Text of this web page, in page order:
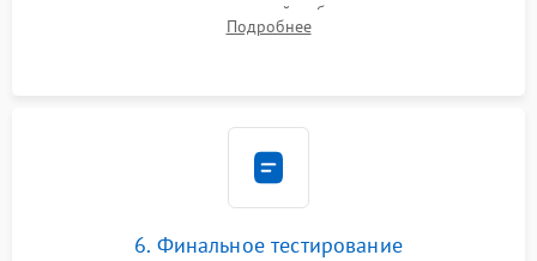
исключить перегрев кухонной мебели и потерю тепла.
Надежная фиксация клемм и сборка корпуса шкафа.
Подробнее
6. Финальное тестирование